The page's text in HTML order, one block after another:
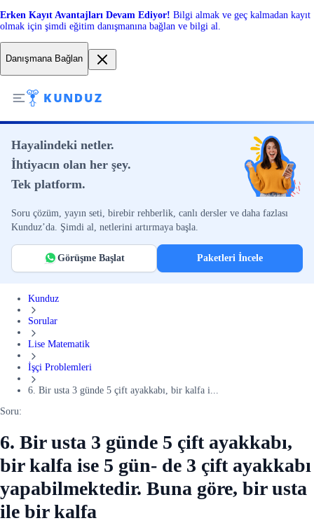
Erken Kayıt Avantajları Devam Ediyor! Bilgi almak ve geç kalmadan kayıt
olmak için şimdi eğitim danışmanına bağlan ve bilgi al.
Danışmana Bağlan
Hayalindeki netler.
İhtiyacın olan her şey.
Tek platform.
Soru çözüm, yayın seti, birebir rehberlik, canlı dersler ve daha fazlası
Kunduz’da. Şimdi al, netlerini artırmaya başla.
Görüşme Başlat Paketleri İncele
Kunduz
Sorular
Lise Matematik
İşçi Problemleri
6. Bir usta 3 günde 5 çift ayakkabı, bir kalfa i...
Soru:
6. Bir usta 3 günde 5 çift ayakkabı,
bir kalfa ise 5 gün- de 3 çift ayakkabı
yapabilmektedir. Buna göre, bir usta
ile bir kalfa